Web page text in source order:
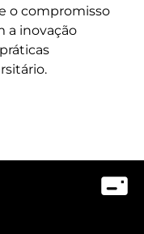
o compromisso
a inovação